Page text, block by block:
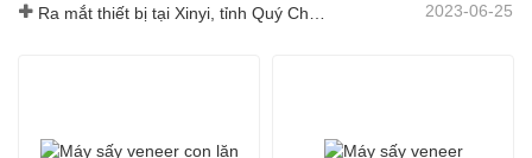
2023-06-25